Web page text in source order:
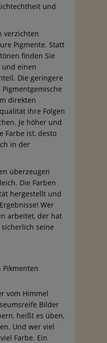
und
verzichten
Pigmente. Statt
finden Sie
und einen
Die geringere
direkten
ihre Folgen
Je höher und
Farbe ist, desto
in der
überzeugen
Die Farben
hergestellt und
Wer
arbeitet, der hat
seine
vom Himmel
Bilder
heißt es üben,
Und wer viel
Farbe. Ein